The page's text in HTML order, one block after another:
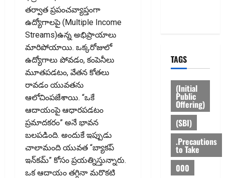
తర్వాత ప్రపంచవ్యాప్తంగా
ఉద్యోగాలపై (Multiple Income
Streams)ఉన్న అభిప్రాయాలు
మారిపోయాయి. ఒక్కరోజులో
ఉద్యోగాలు పోవడం, కంపెనీలు
మూతపడటం, వేతన కోతలు
రావడం యువతను
ఆలోచింపజేశాయి. “ఒకే
ఆదాయంపై ఆధారపడటం
ప్రమాదకరం” అనే భావన
బలపడింది. అందుకే ఇప్పుడు
చాలామంది యువత “బ్యాకప్‌
ఇన్‌కమ్‌” కోసం ప్రయత్నిస్తున్నారు.
ఒక ఆదాయం తగ్గినా మరొకటి
TAGS
(Initial
Public
Offering)
(SBI)
.Precautions
to Take
000